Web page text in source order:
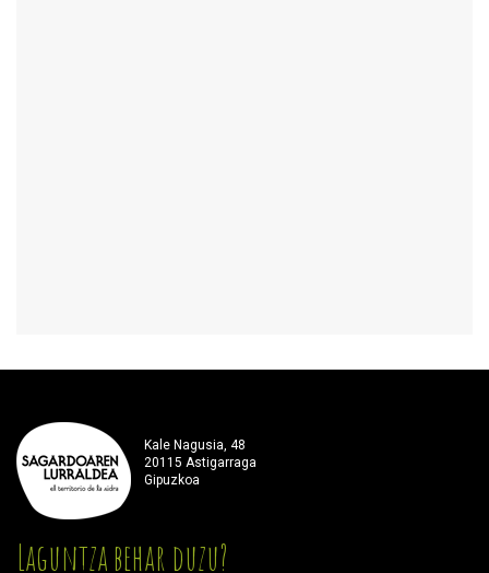
Kale Nagusia, 48
20115 Astigarraga
Gipuzkoa
Laguntza behar duzu?